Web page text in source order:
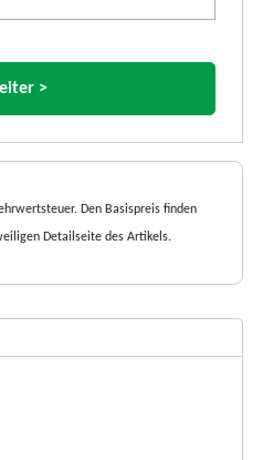
Den Basispreis finden
Detailseite des Artikels.